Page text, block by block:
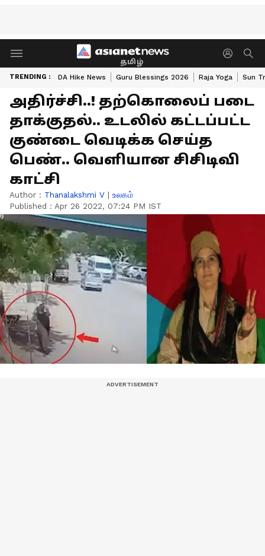
தமிழ்
TRENDING : DA Hike News Guru Blessings 2026 Raja Yoga Sun
அதிர்ச்சி..! தற்கொலைப் படை
தாக்குதல்.. உடலில் கட்டப்பட்ட
குண்டை வெடிக்க செய்த
பெண்.. வெளியான சிசிடிவி
காட்சி
Author : Thanalakshmi V | உலகம்
Published : Apr 26 2022, 07:24 PM IST